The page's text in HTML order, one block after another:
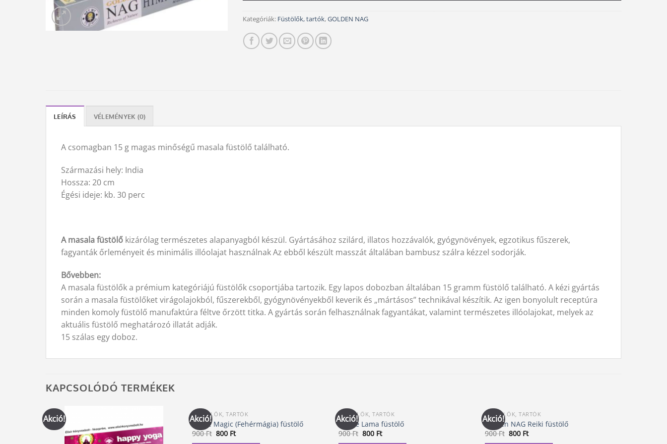
Kategóriák: Füstölők, tartók,GOLDEN NAG
LEÍRÁS VÉLEMÉNYEK (0)
A csomagban 15 g magas minőségű masala füstölő található.
Származási hely: India
Hossza: 20 cm
Égési ideje: kb. 30 perc
A masala füstölő kizárólag természetes alapanyagból készül. Gyártásához szilárd, illatos hozzávalók, gyógynövények, egzotikus fűszerek,
fagyanták őrleményeit és minimális illóolajat használnak Az ebből készült masszát általában bambusz szálra kézzel sodorják.
Bővebben:
A masala füstölők a prémium kategóriájú füstölők csoportjába tartozik. Egy lapos dobozban általában 15 gramm füstölő található. A kézi gyártás
során a masala füstölőket virágolajokból, fűszerekből, gyógynövényekből keverik és „mártásos” technikával készítik. Az igen bonyolult receptúra
minden komoly füstölő manufaktúra féltve őrzött titka. A gyártás során felhasználnak fagyantákat, valamint természetes illóolajokat, melyek az
aktuális füstölő meghatározó illatát adják.
15 szálas egy doboz.
KAPCSOLÓDÓ TERMÉKEK
Akció! Akció!
FÜSTÖLŐK, TARTÓK
White Magic (Fehérmágia) füstölő
900Ft Original
800 FtCurrent
Akció!
FÜSTÖLŐK, TARTÓK
Divine Lama füstölő
900Ft Original
800 FtCurrent
Akció!
FÜSTÖLŐK, TARTÓK
Golden NAG Reiki füstölő
900Ft Original
800 FtCurrent